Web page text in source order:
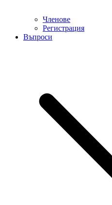
Членове
Регистрация
Въпроси